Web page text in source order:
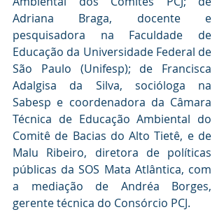
Adriana Braga, docente e
pesquisadora na Faculdade de
Educação da Universidade Federal de
São Paulo (Unifesp); de Francisca
Adalgisa da Silva, socióloga na
Sabesp e coordenadora da Câmara
Técnica de Educação Ambiental do
Comitê de Bacias do Alto Tietê, e de
Malu Ribeiro, diretora de políticas
públicas da SOS Mata Atlântica, com
a mediação de Andréa Borges,
gerente técnica do Consórcio PCJ.